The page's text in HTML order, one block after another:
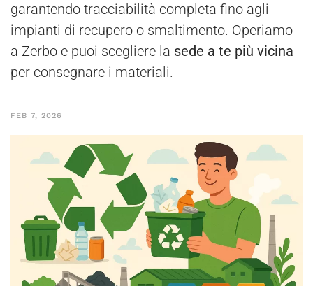
garantendo tracciabilità completa fino agli
impianti di recupero o smaltimento. Operiamo
a Zerbo e puoi scegliere la sede a te più vicina
per consegnare i materiali.
FEB 7, 2026